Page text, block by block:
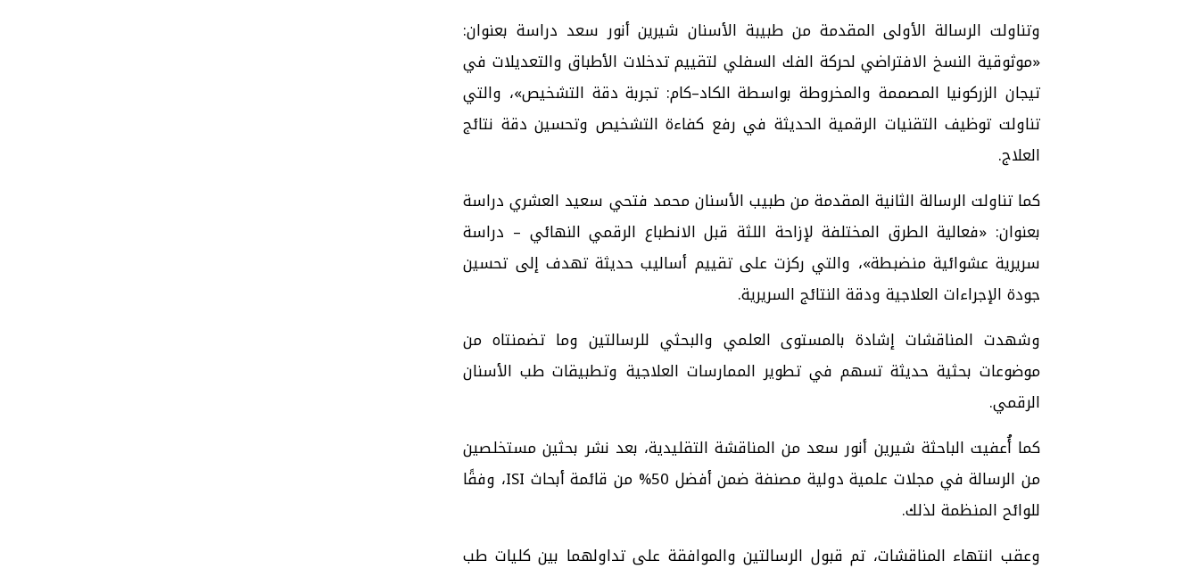
وتناولت الرسالة الأولى المقدمة من طبيبة الأسنان شيرين أنور سعد دراسة بعنوان:
«موثوقية النسخ الافتراضي لحركة الفك السفلي لتقييم تدخلات الأطباق والتعديلات في
تيجان الزركونيا المصممة والمخروطة بواسطة الكاد–كام: تجربة دقة التشخيص»، والتي
تناولت توظيف التقنيات الرقمية الحديثة في رفع كفاءة التشخيص وتحسين دقة نتائج
العلاج.
كما تناولت الرسالة الثانية المقدمة من طبيب الأسنان محمد فتحي سعيد العشري دراسة
بعنوان: «فعالية الطرق المختلفة لإزاحة اللثة قبل الانطباع الرقمي النهائي – دراسة
سريرية عشوائية منضبطة»، والتي ركزت على تقييم أساليب حديثة تهدف إلى تحسين
جودة الإجراءات العلاجية ودقة النتائج السريرية.
وشهدت المناقشات إشادة بالمستوى العلمي والبحثي للرسالتين وما تضمنتاه من
موضوعات بحثية حديثة تسهم في تطوير الممارسات العلاجية وتطبيقات طب الأسنان
الرقمي.
كما أُعفيت الباحثة شيرين أنور سعد من المناقشة التقليدية، بعد نشر بحثين مستخلصين
من الرسالة في مجلات علمية دولية مصنفة ضمن أفضل 50% من قائمة أبحاث ISI، وفقًا
للوائح المنظمة لذلك.
وعقب انتهاء المناقشات، تم قبول الرسالتين والموافقة على تداولهما بين كليات طب